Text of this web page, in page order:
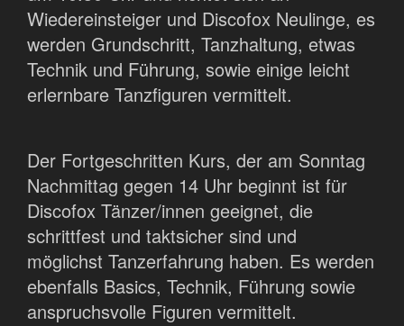
Wiedereinsteiger und Discofox Neulinge, es
werden Grundschritt, Tanzhaltung, etwas
Technik und Führung, sowie einige leicht
erlernbare Tanzfiguren vermittelt.
Der Fortgeschritten Kurs, der am Sonntag
Nachmittag gegen 14 Uhr beginnt ist für
Discofox Tänzer/innen geeignet, die
schrittfest und taktsicher sind und
möglichst Tanzerfahrung haben. Es werden
ebenfalls Basics, Technik, Führung sowie
anspruchsvolle Figuren vermittelt.